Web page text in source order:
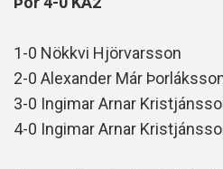
1-0 Nökkvi Hjörvarsson
2-0 Alexander Már
3-0 Ingimar Arnar
4-0 Ingimar Arnar